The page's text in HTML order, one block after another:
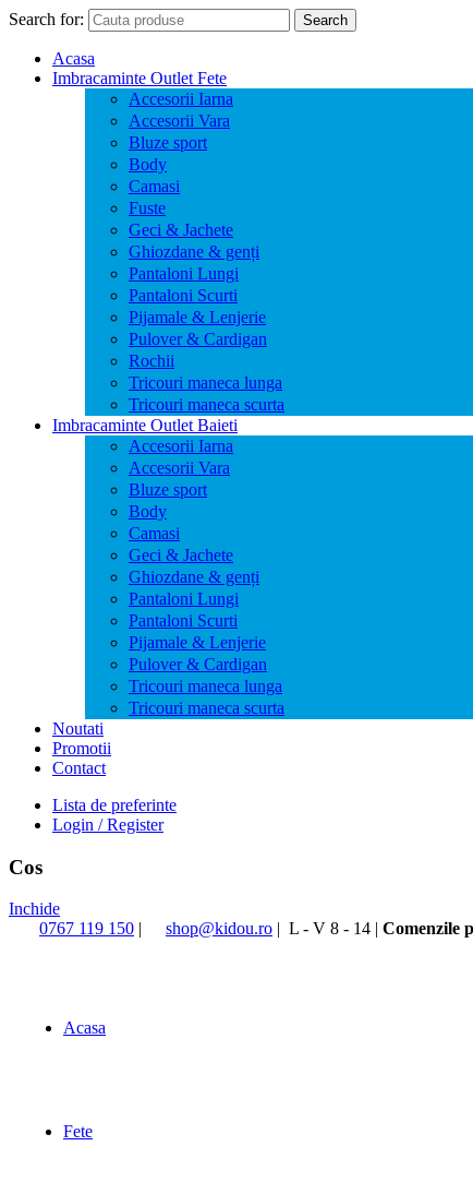
Search for: Search
Acasa
Imbracaminte Outlet Fete
Accesorii Iarna
Accesorii Vara
Bluze sport
Body
Camasi
Fuste
Geci & Jachete
Ghiozdane & genți
Pantaloni Lungi
Pantaloni Scurti
Pijamale & Lenjerie
Pulover & Cardigan
Rochii
Tricouri maneca lunga
Tricouri maneca scurta
Imbracaminte Outlet Baieti
Accesorii Iarna
Accesorii Vara
Bluze sport
Body
Camasi
Geci & Jachete
Ghiozdane & genți
Pantaloni Lungi
Pantaloni Scurti
Pijamale & Lenjerie
Pulover & Cardigan
Tricouri maneca lunga
Tricouri maneca scurta
Noutati
Promotii
Contact
Lista de preferinte
Login / Register
Cos
Inchide
0767 119 150 | shop@kidou.ro | L - V 8 - 14 | Comenzile
Acasa
Fete